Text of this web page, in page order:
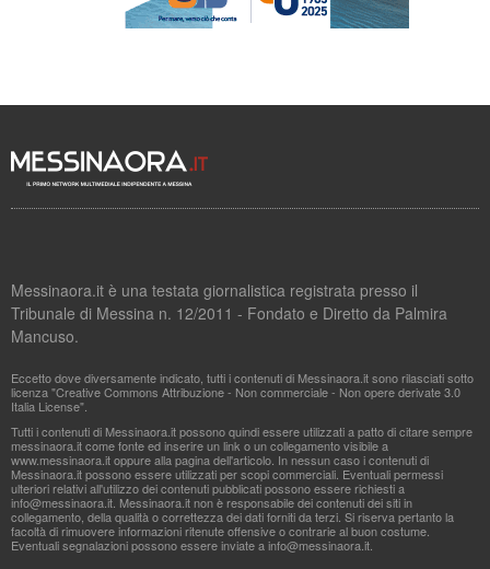
Messinaora.it è una testata giornalistica registrata presso il
Tribunale di Messina n. 12/2011 - Fondato e Diretto da Palmira
Mancuso.
Eccetto dove diversamente indicato, tutti i contenuti di Messinaora.it sono rilasciati sotto
licenza "Creative Commons Attribuzione - Non commerciale - Non opere derivate 3.0
Italia License".
Tutti i contenuti di Messinaora.it possono quindi essere utilizzati a patto di citare sempre
messinaora.it come fonte ed inserire un link o un collegamento visibile a
www.messinaora.it oppure alla pagina dell'articolo. In nessun caso i contenuti di
Messinaora.it possono essere utilizzati per scopi commerciali. Eventuali permessi
ulteriori relativi all'utilizzo dei contenuti pubblicati possono essere richiesti a
info@messinaora.it . Messinaora.it non è responsabile dei contenuti dei siti in
collegamento, della qualità o correttezza dei dati forniti da terzi. Si riserva pertanto la
facoltà di rimuovere informazioni ritenute offensive o contrarie al buon costume.
Eventuali segnalazioni possono essere inviate ainfo@messinaora.it